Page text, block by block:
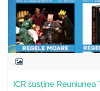
ICR susține